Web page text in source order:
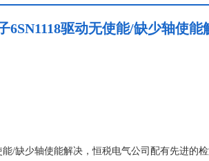
6SN1118驱动无使能/缺少轴使能
能/缺少轴使能解决，恒税电气公司配有先进